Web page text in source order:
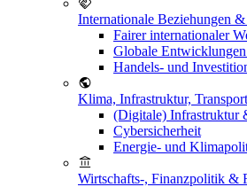
Internationale Beziehungen
Fairer internationaler
Globale
Handels- und
Klima, Infrastruktur,
(Digitale) Infrastruktur
Cybersicherheit
Energie- und
Wirtschafts-, Finanzpolitik &